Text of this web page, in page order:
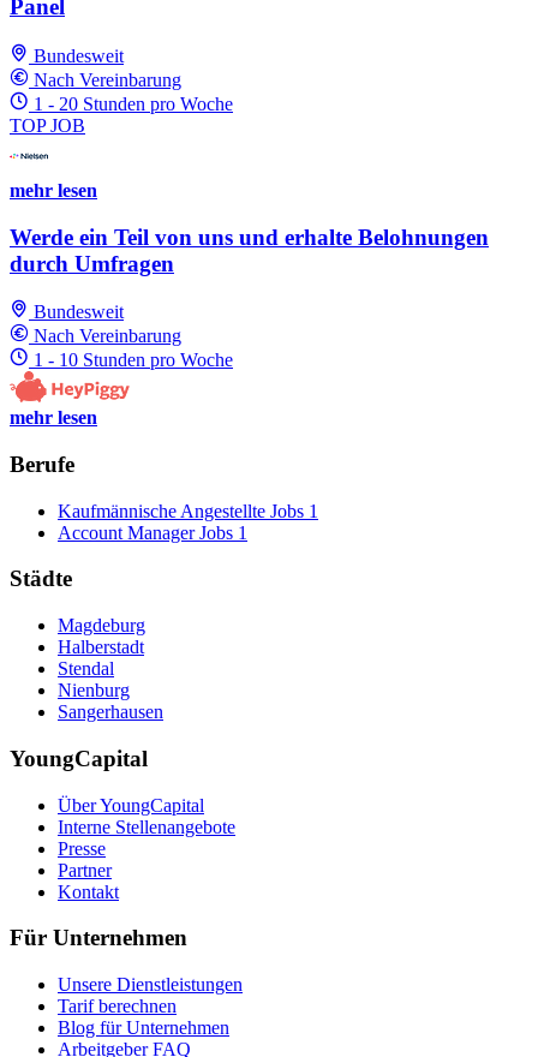
Panel
Bundesweit
Nach Vereinbarung
1 - 20 Stunden pro Woche
TOP JOB
mehr lesen
Werde ein Teil von uns und erhalte Belohnungen
durch Umfragen
Bundesweit
Nach Vereinbarung
1 - 10 Stunden pro Woche
mehr lesen
Berufe
Kaufmännische Angestellte Jobs 1
Account Manager Jobs 1
Städte
Magdeburg
Halberstadt
Stendal
Nienburg
Sangerhausen
YoungCapital
Über YoungCapital
Interne Stellenangebote
Presse
Partner
Kontakt
Für Unternehmen
Unsere Dienstleistungen
Tarif berechnen
Blog für Unternehmen
Arbeitgeber FAQ